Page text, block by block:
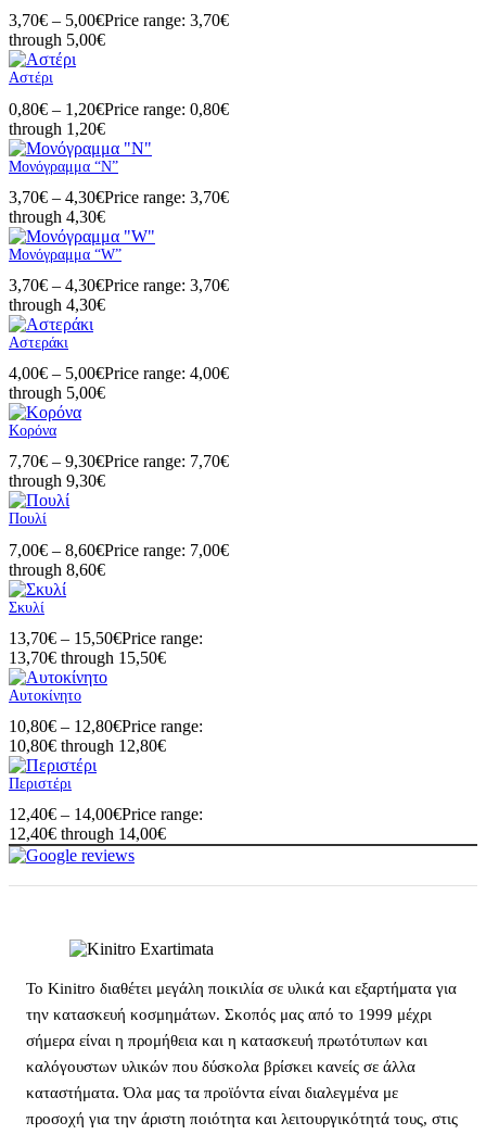
3,70€ – 5,00€Price range: 3,70€
through 5,00€
Αστέρι
0,80€ – 1,20€Price range: 0,80€
through 1,20€
Μονόγραμμα “N”
3,70€ – 4,30€Price range: 3,70€
through 4,30€
Μονόγραμμα “W”
3,70€ – 4,30€Price range: 3,70€
through 4,30€
Αστεράκι
4,00€ – 5,00€Price range: 4,00€
through 5,00€
Κορόνα
7,70€ – 9,30€Price range: 7,70€
through 9,30€
Πουλί
7,00€ – 8,60€Price range: 7,00€
through 8,60€
Σκυλί
13,70€ – 15,50€Price range:
13,70€ through 15,50€
Αυτοκίνητο
10,80€ – 12,80€Price range:
10,80€ through 12,80€
Περιστέρι
12,40€ – 14,00€Price range:
12,40€ through 14,00€
Το Kinitro διαθέτει μεγάλη ποικιλία σε υλικά και εξαρτήματα για
την κατασκευή κοσμημάτων. Σκοπός μας από το 1999 μέχρι
σήμερα είναι η προμήθεια και η κατασκευή πρωτότυπων και
καλόγουστων υλικών που δύσκολα βρίσκει κανείς σε άλλα
καταστήματα. Όλα μας τα προϊόντα είναι διαλεγμένα με
προσοχή για την άριστη ποιότητα και λειτουργικότητά τους, στις